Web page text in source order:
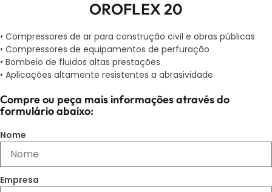
OROFLEX 20
• Compressores de ar para construção civil e obras públicas
• Compressores de equipamentos de perfuração
• Bombeio de fluidos altas prestações
• Aplicações altamente resistentes a abrasividade
Compre ou peça mais informações através do
formulário abaixo:
Nome
Empresa